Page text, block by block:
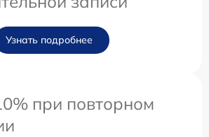
Узнать подробнее
при повторном